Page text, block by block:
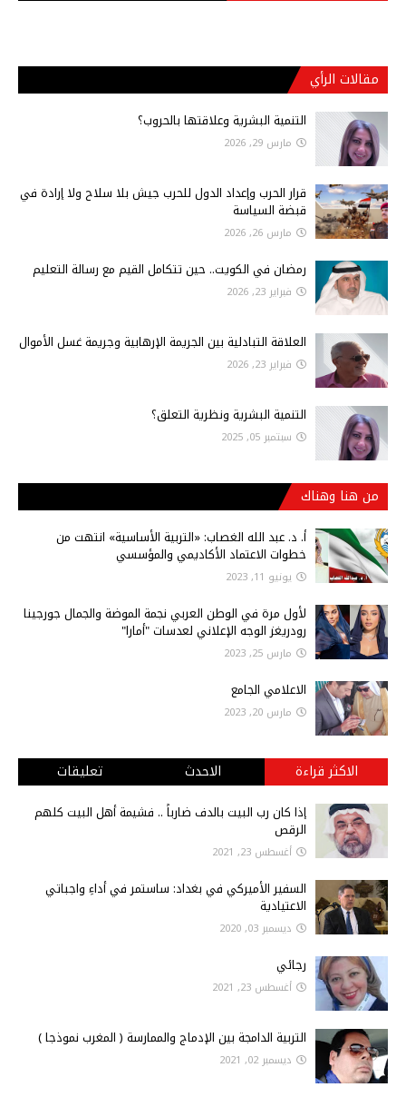
مقالات الرأي
التنمية البشرية وعلاقتها بالحروب؟
مارس 29, 2026
قرار الحرب وإعداد الدول للحرب جيش بلا سلاح ولا إرادة في
قبضة السياسة
مارس 26, 2026
رمضان في الكويت.. حين تتكامل القيم مع رسالة التعليم
فبراير 23, 2026
العلاقة التبادلية بين الجريمة الإرهابية وجريمة غسل الأموال
فبراير 23, 2026
التنمية البشرية ونظرية التعلق؟
سبتمبر 05, 2025
من هنا وهناك
أ‌. د. عبد الله الغصاب: «التربية الأساسية» انتهت من
خطوات الاعتماد الأكاديمي والمؤسسي
يونيو 11, 2023
لأول مرة في الوطن العربي نجمة الموضة والجمال جورجينا
رودريغز الوجه الإعلاني لعدسات "أمارا"
مارس 25, 2023
الاعلامي الجامع
مارس 20, 2023
الاكثر قراءة الاحدث تعليقات
إذا كان رب البيت بالدف ضارباً .. فشيمة أهل البيت كلهم
الرقص
أغسطس 23, 2021
السفير الأميركي في بغداد: ساستمر في أداءِ واجباتي
الاعتيادية
ديسمبر 03, 2020
رجائي
أغسطس 23, 2021
التربية الدامجة بين الإدماج والممارسة ( المغرب نموذجا )
ديسمبر 02, 2021